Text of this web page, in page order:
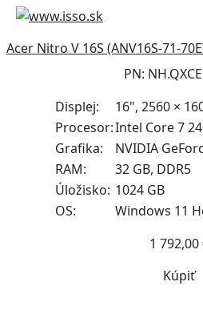
Acer Nitro V 16S (ANV16S-71-
PN:
Displej:
16", 2560 ×
Procesor:Intel Core 7
Grafika:
NVIDIA
RAM:
32 GB, DDR5
Úložisko: 1024 GB
OS:
Windows 11
1 792,00
Kúpiť